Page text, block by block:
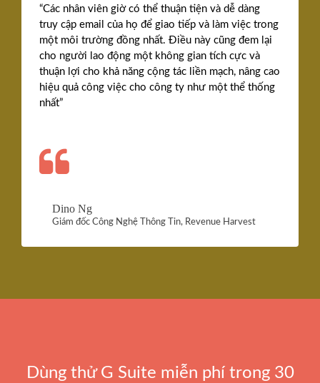
“Các nhân viên giờ có thể thuận tiện và dễ dàng
truy cập email của họ để giao tiếp và làm việc trong
một môi trường đồng nhất. Điều này cũng đem lại
cho người lao động một không gian tích cực và
thuận lợi cho khả năng cộng tác liền mạch, nâng cao
hiệu quả công việc cho công ty như một thể thống
nhất”
Dino Ng
Giám đốc Công Nghệ Thông Tin, Revenue Harvest
Dùng thử G Suite miễn phí trong 30